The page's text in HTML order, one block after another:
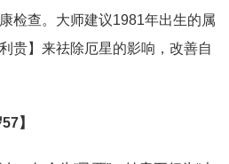
检查。大师建议1981年出生的属
贵】来祛除厄星的影响，改善自
】